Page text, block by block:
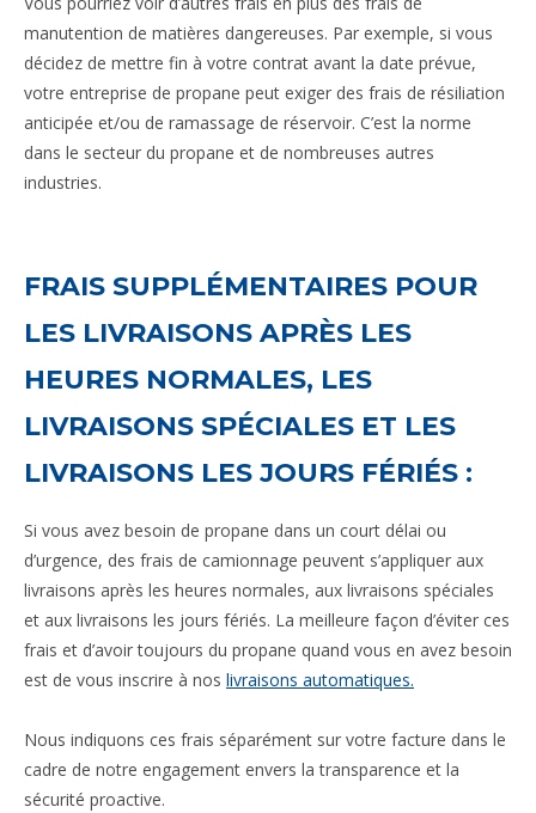
manutention de matières dangereuses. Par exemple, si vous
décidez de mettre fin à votre contrat avant la date prévue,
votre entreprise de propane peut exiger des frais de résiliation
anticipée et/ou de ramassage de réservoir. C’est la norme
dans le secteur du propane et de nombreuses autres
industries.
FRAIS SUPPLÉMENTAIRES POUR
LES LIVRAISONS APRÈS LES
HEURES NORMALES, LES
LIVRAISONS SPÉCIALES ET LES
LIVRAISONS LES JOURS FÉRIÉS :
Si vous avez besoin de propane dans un court délai ou
d’urgence, des frais de camionnage peuvent s’appliquer aux
livraisons après les heures normales, aux livraisons spéciales
et aux livraisons les jours fériés. La meilleure façon d’éviter ces
frais et d’avoir toujours du propane quand vous en avez besoin
est de vous inscrire à nos livraisons automatiques.
Nous indiquons ces frais séparément sur votre facture dans le
cadre de notre engagement envers la transparence et la
sécurité proactive.